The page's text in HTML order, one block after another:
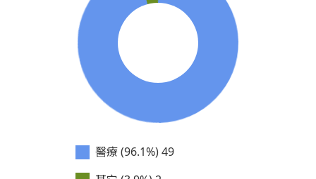
醫療 (96.1%) 49